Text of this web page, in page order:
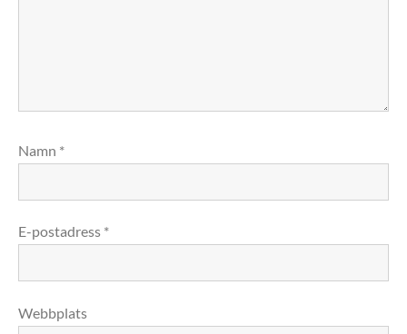
Namn *
E-postadress *
Webbplats